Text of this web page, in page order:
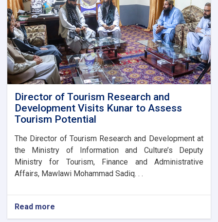
Director of Tourism Research and
Development Visits Kunar to Assess
Tourism Potential
The Director of Tourism Research and Development at
the Ministry of Information and Culture’s Deputy
Ministry for Tourism, Finance and Administrative
Affairs, Mawlawi Mohammad Sadiq. . .
Read more
Director